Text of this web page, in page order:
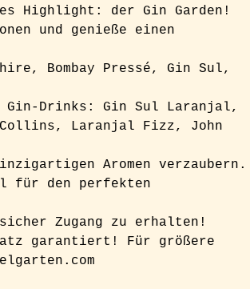
Highlight: der Gin Garden!
und genieße einen
Bombay Pressé, Gin Sul,
Gin-Drinks: Gin Sul Laranjal,
Collins, Laranjal Fizz, John
Aromen verzaubern.
für den perfekten
Zugang zu erhalten!
garantiert! Für größere